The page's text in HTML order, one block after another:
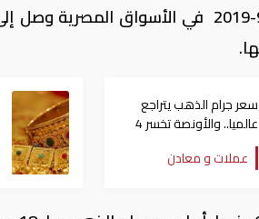
سعر جرام الذهب يتراجع
عالميا.. والأونصة تخسر 4
دولارات جدد
عملات و معادن